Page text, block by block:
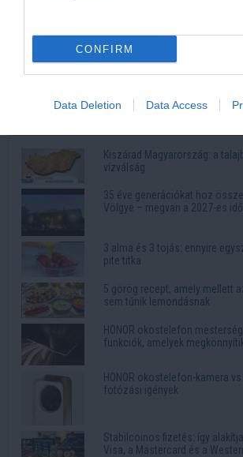
CONFIRM
Data Deletion Data Access
Megdőlt a harcsarekord: a legnagyobb
119,4 kg. | Horgászvideók
Kiszárad Magyarország: a
vízválság
35 éve generációkat hoz
Völgye – megvan a 2027-es
3 alma és 3 tojás: ennyire
pite titka
5 görög recept, amely mellett
sem tűnik lemondásnak
HONOR okostelefon
funkciók, amelyek
HONOR okostelefon-kamera
fotózási igények
Stabilcoinos fizetés: így
Visa, a Mastercard és a